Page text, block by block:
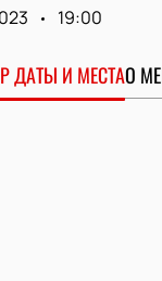
19:00
ДАТЫ И МЕСТАО